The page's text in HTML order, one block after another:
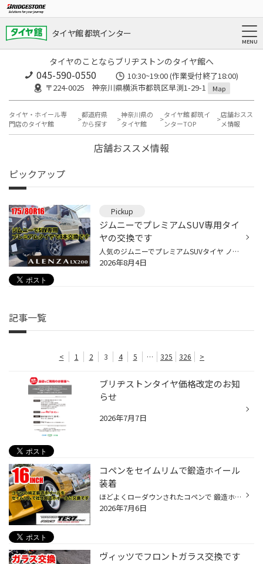
タイヤ館 都筑インター
タイヤのことならブリヂストンのタイヤ館へ
045-590-0550
10:30~19:00 (作業受付終了18:00)
〒224-0025 神奈川県横浜市都筑区早渕1-29-1
Map
タイヤ・ホイール専
門店のタイヤ館
都道府県
から探す
神奈川県の
タイヤ館
タイヤ館 都筑イ
ンターTOP
店舗おスス
メ情報
店舗おススメ情報
ピックアップ
Pickup
ジムニーでプレミアムSUV専用タイ
ヤの交換です
人気のジムニーでプレミアムSUVタイヤ ノーマルサイズで4本交換です 装着タイヤはこちら アレンザLX200 175/80R16 巷ではホワイトレタータイヤが人気がありますが あえてのブラック、そしてLX200は濃いめの ブラックが入ってます オンロードメインで使用されるとのことで 街乗り、高速の安定感を重...
2026年8月4日
記事一覧
< 1 2 3 4 5 … 325 326 >
ブリヂストンタイヤ価格改定のお知
らせ
2026年7月7日
コペンをセイムリムで鍛造ホイール
装着
ほどよくローダウンされたコペンで 鍛造ホイールの交換です 装着ホイールはこちら RAYS ボルクレーシング TE37 SONIC タイムアタックエディション サイズは16x5.5 46 4-100 カラーはダッシュホワイト コペンの純正ホイールは某有名な 鍛造ホイールですが、よりスポーツ色の強い TE37シリーズをチョ...
2026年7月6日
ヴィッツでフロントガラス交換です